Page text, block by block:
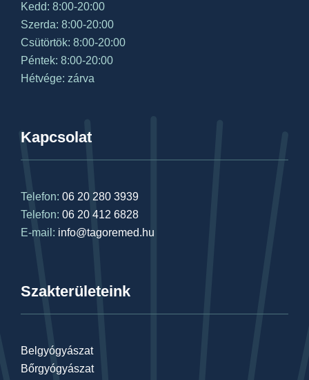
Kedd: 8:00-20:00
Szerda: 8:00-20:00
Csütörtök: 8:00-20:00
Péntek: 8:00-20:00
Hétvége: zárva
Kapcsolat
Telefon: 06 20 280 3939
Telefon: 06 20 412 6828
E-mail: info@tagoremed.hu
Szakterületeink
Belgyógyászat
Bőrgyógyászat